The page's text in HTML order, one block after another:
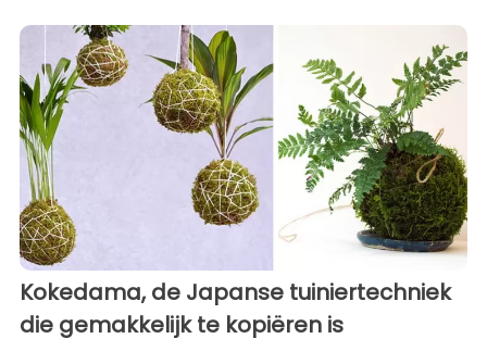
Kokedama, de Japanse tuiniertechniek
die gemakkelijk te kopiëren is